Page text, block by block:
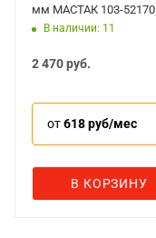
мм МАСТАК 103-52170
В наличии: 11
2 470руб.
от618 руб/мес
В КОРЗИНУ